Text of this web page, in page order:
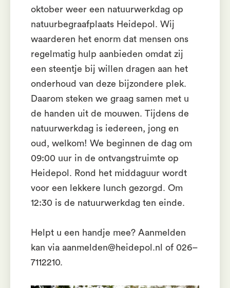
oktober weer een natuurwerkdag op
natuurbegraafplaats Heidepol. Wij
waarderen het enorm dat mensen ons
regelmatig hulp aanbieden omdat zij
een steentje bij willen dragen aan het
onderhoud van deze bijzondere plek.
Daarom steken we graag samen met u
de handen uit de mouwen. Tijdens de
natuurwerkdag is iedereen, jong en
oud, welkom! We beginnen de dag om
09:00 uur in de ontvangstruimte op
Heidepol. Rond het middaguur wordt
voor een lekkere lunch gezorgd. Om
12:30 is de natuurwerkdag ten einde.
Helpt u een handje mee? Aanmelden
kan via aanmelden@heidepol.nl of 026–
7112210.